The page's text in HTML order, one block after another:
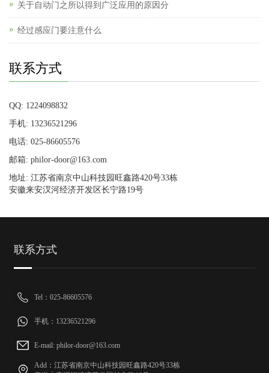
关于自动门之所以得到广泛应用的原因分
经过感应门要注意什么
联系方式
QQ: 1224098832
手机: 13236521296
电话: 025-86605576
邮箱: philor-door@163.com
地址: 江苏省南京中山科技园旺鑫路420号33栋
安徽来安汊河经济开发区长宁路19号
联系方式
Tel：025-86605576
手机：13236521296
E-mail: philor-door@163.com
Add：江苏省南京中山科技园旺鑫路420号33栋